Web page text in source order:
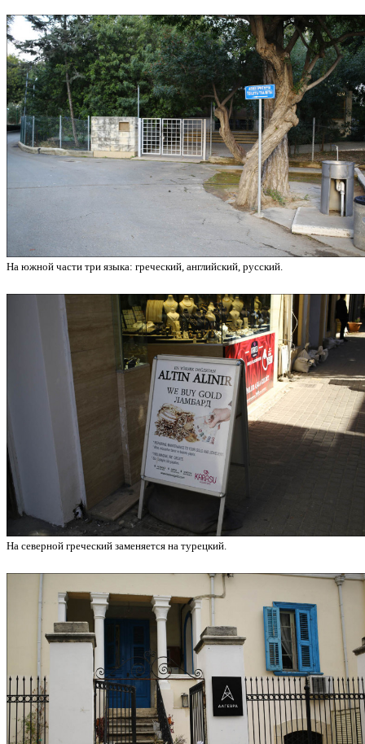
На южной части три языка: греческий, английский, русский.
На северной греческий заменяется на турецкий.